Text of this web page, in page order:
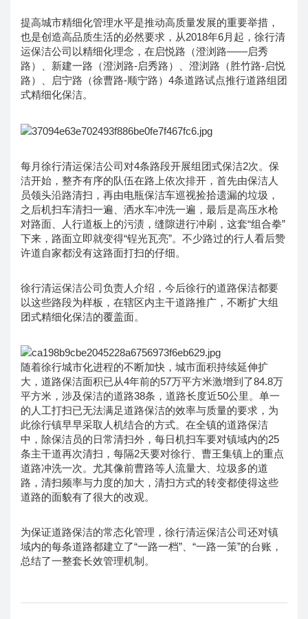
提高城市精细化管理水平是推动高质量发展的重要举措，
也是创造高品质生活的必然要求，从2018年6月起，徐行清
运保洁公司以精细化理念，在启悦路（澄浏路——启秀
路）、新建一路（澄浏路-启秀路）、澄浏路（胜竹路-启悦
路）、启宁路（徐曹路-顺宁路）4条道路试点推行道路组团
式精细化保洁。
每月徐行清运保洁公司对4条路段开展组团式保洁2次。保
洁开始，整齐有序的队伍在路上依次排开，首先由保洁人
员领头沿路清扫，再由电瓶保洁车巡视捡拾遗漏的垃圾，
之后机扫车清扫一遍、洒水车冲洗一遍，最后是高压水枪
对路面、人行道板上的污渍，缝隙进行冲刷，这套“组合拳”
下来，路面立即就变得“锃光瓦亮”。不少路过的行人看后赞
许道自家都没有这路面打扫的仔细。
徐行清运保洁公司负责人介绍，今后徐行的道路保洁都要
以这些路段为样板，在辖区内主干道路推广，不断扩大组
团式精细化保洁的覆盖面。
随着徐行城市化进程的不断加快，城市面积持续延伸扩
大，道路保洁面积已从4年前的57万平方米激增到了84.8万
平方米，涉及保洁的道路38条，道路长度近50公里。单一
的人工打扫已无法满足道路保洁的效率与质量的要求，为
此徐行镇早早采取人机结合的方式。在全镇的道路保洁
中，除保洁员的日常清扫外，每日机扫车要对镇域内的25
条主干道再次清扫，每隔2天要对徐行、曹王集镇上的重点
道路冲洗一次。尤其像前曹路等人流量大、垃圾多的道
路，清扫频率与力度的加大，清扫方式的转变都使得这些
道路的面貌有了很大的改观。
为保证道路保洁的常态化管理，徐行清运保洁公司还对镇
域内的每条道路都建立了“一路一档”、“一路一策”的台账，
总结了一整套长效管理机制。